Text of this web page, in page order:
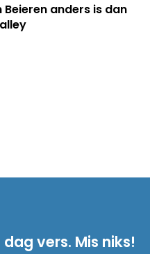
anders is dan
vers. Mis niks!